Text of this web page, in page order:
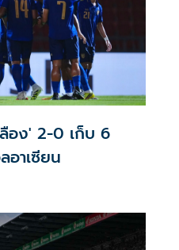
อง' 2-0 เก็บ 6
าเซียน